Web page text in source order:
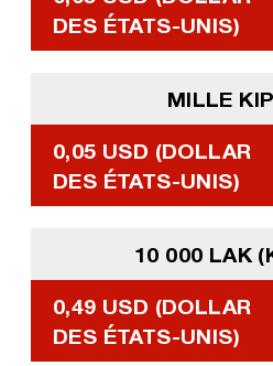
DES ÉTATS-UNIS)
MILLE
0,05 USD (DOLLAR
DES ÉTATS-UNIS)
10 000 LAK
0,49 USD (DOLLAR
DES ÉTATS-UNIS)